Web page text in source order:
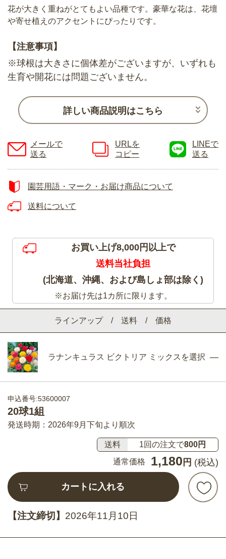
ラインアップ / 送料 / 価格
ラナンキュラス ビクトリア ミックスを選択
申込番号:53600007
20球1組
発送時期：2026年9月下旬より順次
送料 1回の注文で800円
通常価格
1,180 円 (税込)
カートに入れる
【注文締切】 2026年11月10日
花が大きく重ねがとてもよい品種です。豪華な花は、花壇
や寄せ植えのアクセントにぴったりです。
【注意事項】
※球根は大きさに個体差がございますが、いずれも
生育や開花には問題ございません。
詳しい商品説明はこちら
メールで
送る
URLを
コピー
LINEで
送る
園芸用語・マーク・お届け商品について
送料について
お買い上げ8,000円以上で
送料当社負担
(北海道、沖縄、および島しょ部は除く)
※お届け先は1カ所に限ります。